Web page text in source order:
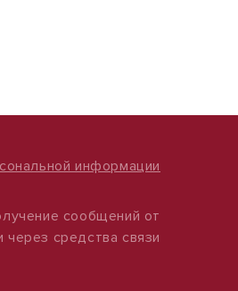
информации
сообщений от
через средства связи